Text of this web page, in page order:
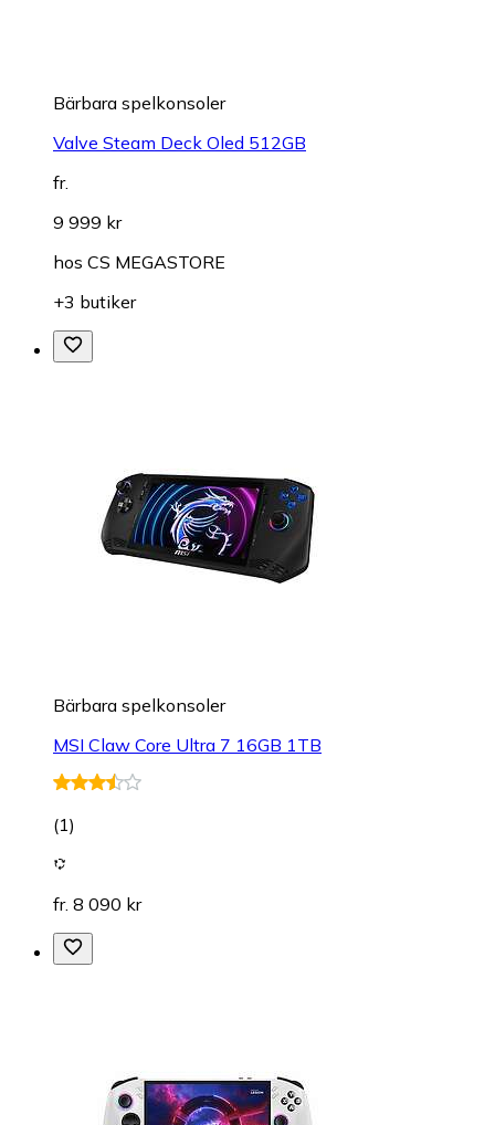
Bärbara spelkonsoler
Valve Steam Deck Oled 512GB
fr.
9 999 kr
hos CS MEGASTORE
+3 butiker
Bärbara spelkonsoler
MSI Claw Core Ultra 7 16GB 1TB
(1)
fr. 8 090 kr